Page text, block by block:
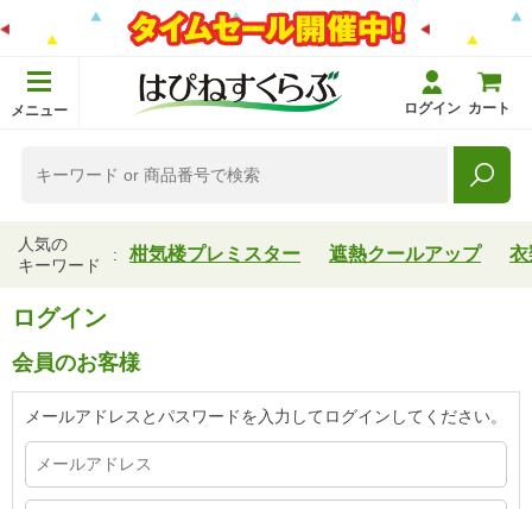
メニュー ログイン カート
人気の
キーワード
柑気楼プレミスター 遮熱クールアップ 衣
ログイン
会員のお客様
メールアドレスとパスワードを入力してログインしてください。